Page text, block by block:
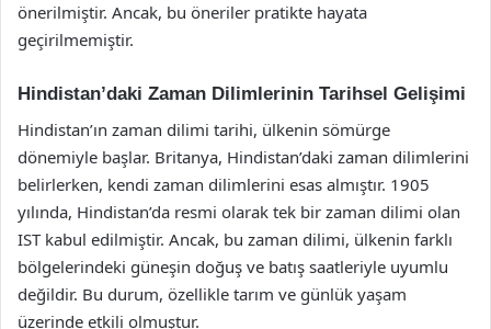
önerilmiştir. Ancak, bu öneriler pratikte hayata
geçirilmemiştir.
Hindistan’daki Zaman Dilimlerinin Tarihsel Gelişimi
Hindistan’ın zaman dilimi tarihi, ülkenin sömürge
dönemiyle başlar. Britanya, Hindistan’daki zaman dilimlerini
belirlerken, kendi zaman dilimlerini esas almıştır. 1905
yılında, Hindistan’da resmi olarak tek bir zaman dilimi olan
IST kabul edilmiştir. Ancak, bu zaman dilimi, ülkenin farklı
bölgelerindeki güneşin doğuş ve batış saatleriyle uyumlu
değildir. Bu durum, özellikle tarım ve günlük yaşam
üzerinde etkili olmuştur.